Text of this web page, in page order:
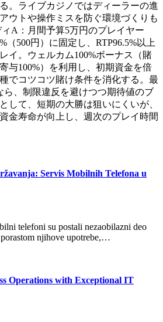
。ライブカジノではディーラーの進
ウトや操作ミスを防ぐ環境づくりも
A：月間予算5万円のプレイヤー
（500円）に固定し、RTP96.5%以上
イ。ウェルカム100%ボーナス（賭
与100%）を利用し、初期資金を倍
でコツコツ賭け条件を消化する。最
ら、制限違反を避けつつ期待値のブ
して、短期の大勝は狙いにくいが、
金寿命が向上し、週次のプレイ時間
Servis Mobilnih Telefona u
telefoni su postali nezaobilazni deo
njihove upotrebe,…
Operations with Exceptional IT